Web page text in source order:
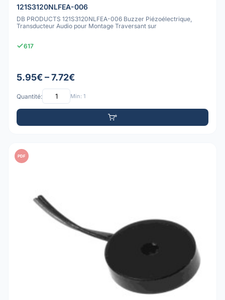
121S3120NLFEA-006
DB PRODUCTS 121S3120NLFEA-006 Buzzer Piézoélectrique,
Transducteur Audio pour Montage Traversant sur
617
5.95€ – 7.72€
Quantité: Min: 1
PDF